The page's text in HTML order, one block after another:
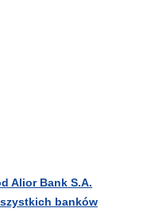
Alior Bank S.A.
banków